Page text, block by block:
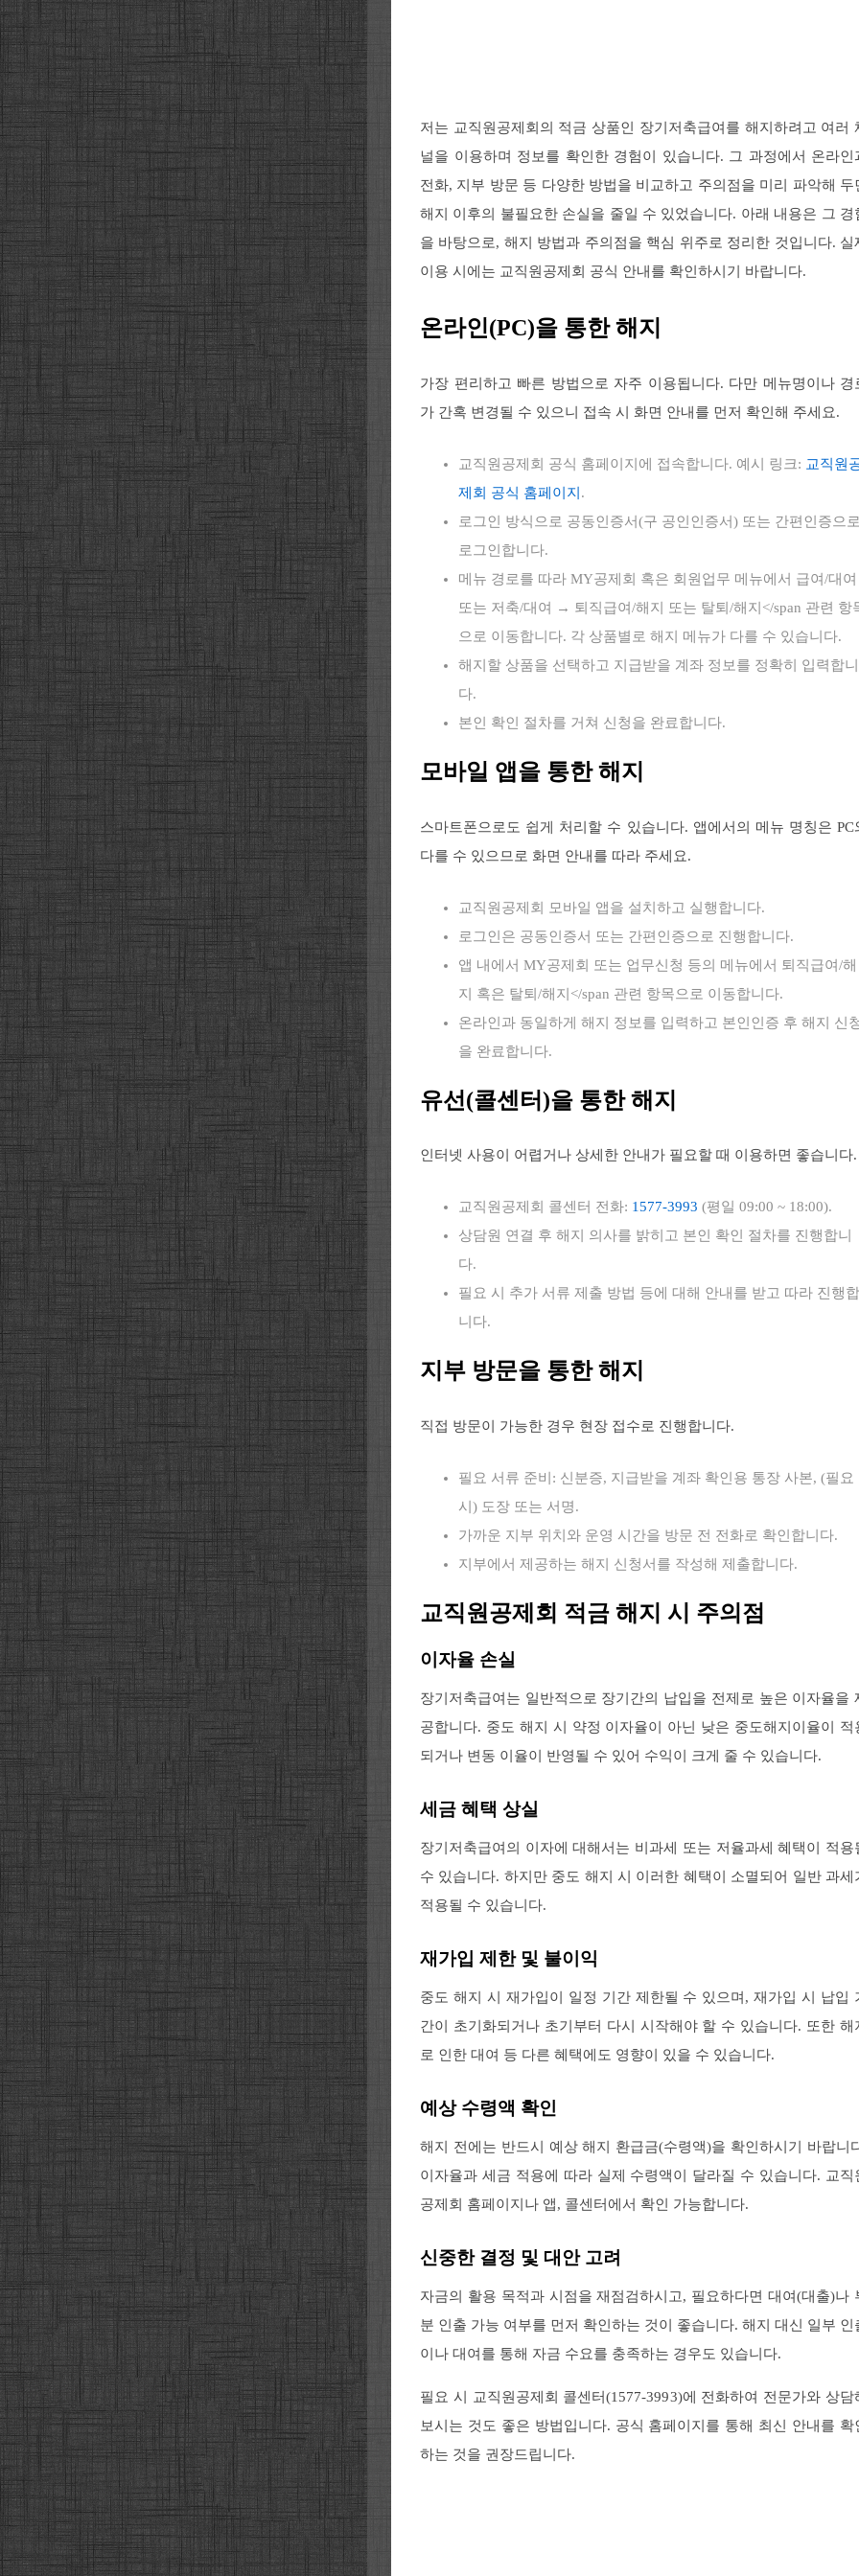
저는 교직원공제회의 적금 상품인 장기저축급여를 해지하려고 여러
널을 이용하며 정보를 확인한 경험이 있습니다. 그 과정에서 온라인
전화, 지부 방문 등 다양한 방법을 비교하고 주의점을 미리 파악해 두
해지 이후의 불필요한 손실을 줄일 수 있었습니다. 아래 내용은 그 경
을 바탕으로, 해지 방법과 주의점을 핵심 위주로 정리한 것입니다. 실
이용 시에는 교직원공제회 공식 안내를 확인하시기 바랍니다.
온라인(PC)을 통한 해지
가장 편리하고 빠른 방법으로 자주 이용됩니다. 다만 메뉴명이나 경
가 간혹 변경될 수 있으니 접속 시 화면 안내를 먼저 확인해 주세요.
교직원공제회 공식 홈페이지에 접속합니다. 예시 링크: 교직원
제회 공식 홈페이지 .
로그인 방식으로 공동인증서(구 공인인증서) 또는 간편인증으
로그인합니다.
메뉴 경로를 따라 MY공제회 혹은 회원업무 메뉴에서 급여/대여
또는 저축/대여 → 퇴직급여/해지 또는 탈퇴/해지</span 관련 항
으로 이동합니다. 각 상품별로 해지 메뉴가 다를 수 있습니다.
해지할 상품을 선택하고 지급받을 계좌 정보를 정확히 입력합니
다.
본인 확인 절차를 거쳐 신청을 완료합니다.
모바일 앱을 통한 해지
스마트폰으로도 쉽게 처리할 수 있습니다. 앱에서의 메뉴 명칭은 PC
다를 수 있으므로 화면 안내를 따라 주세요.
교직원공제회 모바일 앱을 설치하고 실행합니다.
로그인은 공동인증서 또는 간편인증으로 진행합니다.
앱 내에서 MY공제회 또는 업무신청 등의 메뉴에서 퇴직급여/해
지 혹은 탈퇴/해지</span 관련 항목으로 이동합니다.
온라인과 동일하게 해지 정보를 입력하고 본인인증 후 해지 신
을 완료합니다.
유선(콜센터)을 통한 해지
인터넷 사용이 어렵거나 상세한 안내가 필요할 때 이용하면 좋습니다.
교직원공제회 콜센터 전화: 1577-3993 (평일 09:00 ~ 18:00).
상담원 연결 후 해지 의사를 밝히고 본인 확인 절차를 진행합니
다.
필요 시 추가 서류 제출 방법 등에 대해 안내를 받고 따라 진행합
니다.
지부 방문을 통한 해지
직접 방문이 가능한 경우 현장 접수로 진행합니다.
필요 서류 준비: 신분증, 지급받을 계좌 확인용 통장 사본, (필요
시) 도장 또는 서명.
가까운 지부 위치와 운영 시간을 방문 전 전화로 확인합니다.
지부에서 제공하는 해지 신청서를 작성해 제출합니다.
교직원공제회 적금 해지 시 주의점
이자율 손실
장기저축급여는 일반적으로 장기간의 납입을 전제로 높은 이자율을
공합니다. 중도 해지 시 약정 이자율이 아닌 낮은 중도해지이율이 적
되거나 변동 이율이 반영될 수 있어 수익이 크게 줄 수 있습니다.
세금 혜택 상실
장기저축급여의 이자에 대해서는 비과세 또는 저율과세 혜택이 적용
수 있습니다. 하지만 중도 해지 시 이러한 혜택이 소멸되어 일반 과세
적용될 수 있습니다.
재가입 제한 및 불이익
중도 해지 시 재가입이 일정 기간 제한될 수 있으며, 재가입 시 납입
간이 초기화되거나 초기부터 다시 시작해야 할 수 있습니다. 또한 해
로 인한 대여 등 다른 혜택에도 영향이 있을 수 있습니다.
예상 수령액 확인
해지 전에는 반드시 예상 해지 환급금(수령액)을 확인하시기 바랍니
이자율과 세금 적용에 따라 실제 수령액이 달라질 수 있습니다. 교직
공제회 홈페이지나 앱, 콜센터에서 확인 가능합니다.
신중한 결정 및 대안 고려
자금의 활용 목적과 시점을 재점검하시고, 필요하다면 대여(대출)나
분 인출 가능 여부를 먼저 확인하는 것이 좋습니다. 해지 대신 일부 인
이나 대여를 통해 자금 수요를 충족하는 경우도 있습니다.
필요 시 교직원공제회 콜센터(1577-3993)에 전화하여 전문가와 상담
보시는 것도 좋은 방법입니다. 공식 홈페이지를 통해 최신 안내를 확
하는 것을 권장드립니다.